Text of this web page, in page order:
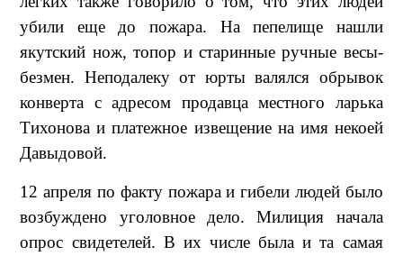
убили еще до пожара. На пепелище нашли
якутский нож, топор и старинные ручные весы-
безмен. Неподалеку от юрты валялся обрывок
конверта с адресом продавца местного ларька
Тихонова и платежное извещение на имя некоей
Давыдовой.
12 апреля по факту пожара и гибели людей было
возбуждено уголовное дело. Милиция начала
опрос свидетелей. В их числе была и та самая